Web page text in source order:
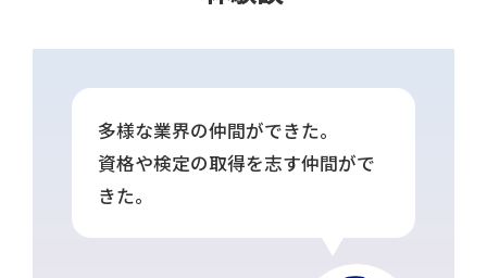
多様な業界の仲間ができた。
資格や検定の取得を志す仲間がで
きた。